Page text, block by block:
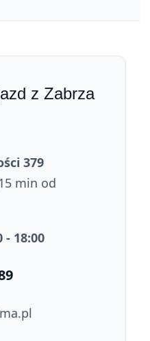
z Zabrza
379
min od
- 18:00